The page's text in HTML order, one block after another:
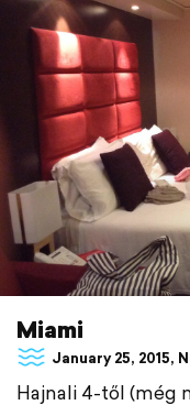
Miami
January 25, 2015,
Hajnali 4-től (még